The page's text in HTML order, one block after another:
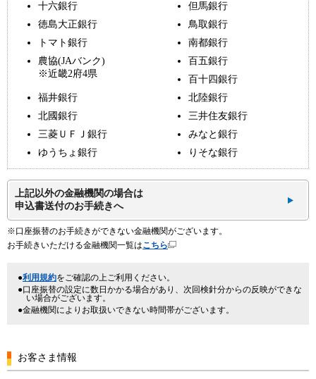
十六銀行
但馬銀行
徳島大正銀行
鳥取銀行
トマト銀行
南都銀行
農協(JAバンク)
※近畿2府4県
百五銀行
百十四銀行
福井銀行
北陸銀行
北國銀行
三井住友銀行
三菱ＵＦＪ銀行
みなと銀行
ゆうちょ銀行
りそな銀行
上記以外の金融機関の場合は
申込書送付のお手続きへ
※口座振替のお手続きができない金融機関がございます。
お手続きいただける金融機関一覧はこちら
利用規約をご確認の上ご利用ください。
口座振替の設定に数日かかる場合があり、次回検針分からの反映ができな
い場合がございます。
金融機関によりお取扱いできない時間帯がございます。
お客さま情報